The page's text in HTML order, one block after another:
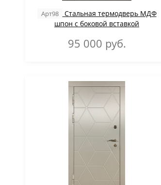
Арт98
Стальная термодверь МДФ
шпон с боковой вставкой
95 000 руб.